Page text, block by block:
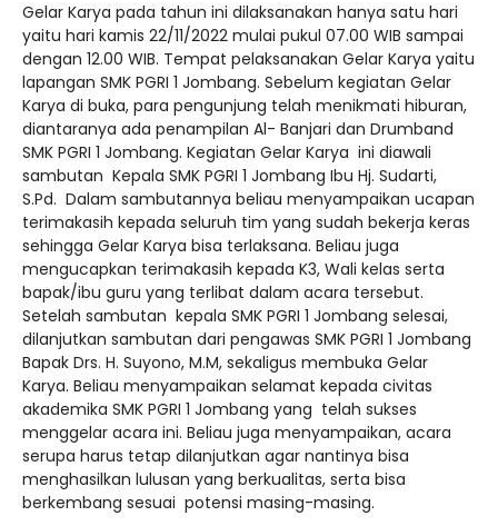
Gelar Karya pada tahun ini dilaksanakan hanya satu hari
yaitu hari kamis 22/11/2022 mulai pukul 07.00 WIB sampai
dengan 12.00 WIB. Tempat pelaksanakan Gelar Karya yaitu
lapangan SMK PGRI 1 Jombang. Sebelum kegiatan Gelar
Karya di buka, para pengunjung telah menikmati hiburan,
diantaranya ada penampilan Al- Banjari dan Drumband
SMK PGRI 1 Jombang. Kegiatan Gelar Karya ini diawali
sambutan Kepala SMK PGRI 1 Jombang Ibu Hj. Sudarti,
S.Pd. Dalam sambutannya beliau menyampaikan ucapan
terimakasih kepada seluruh tim yang sudah bekerja keras
sehingga Gelar Karya bisa terlaksana. Beliau juga
mengucapkan terimakasih kepada K3, Wali kelas serta
bapak/ibu guru yang terlibat dalam acara tersebut.
Setelah sambutan kepala SMK PGRI 1 Jombang selesai,
dilanjutkan sambutan dari pengawas SMK PGRI 1 Jombang
Bapak Drs. H. Suyono, M.M, sekaligus membuka Gelar
Karya. Beliau menyampaikan selamat kepada civitas
akademika SMK PGRI 1 Jombang yang telah sukses
menggelar acara ini. Beliau juga menyampaikan, acara
serupa harus tetap dilanjutkan agar nantinya bisa
menghasilkan lulusan yang berkualitas, serta bisa
berkembang sesuai potensi masing-masing.